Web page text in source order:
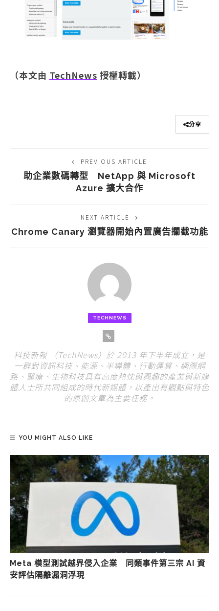
（本文由 TechNews 授權轉載）
分享
PREVIOUS ARTICLE
助企業數碼轉型 NetApp 與 Microsoft
Azure 擴大合作
NEXT ARTICLE
Chrome Canary 瀏覽器開始內置廣告攔截功能
TECHNEWS
科技新報 （TechNews）於 2013 年下半年成立，是
一群對資訊科技、能源、半導體、行動運算、網際網
路、醫療、生物科技具有高度熱忱與興趣的產業與新媒
體人士所共同組成的時代新媒體，以產出有觀點與特色
的原創文章為主要任務。
YOU MIGHT ALSO LIKE
Meta 模型測試越界侵入企業 同類事件第三宗 AI 資
安評估隔離漏洞浮現